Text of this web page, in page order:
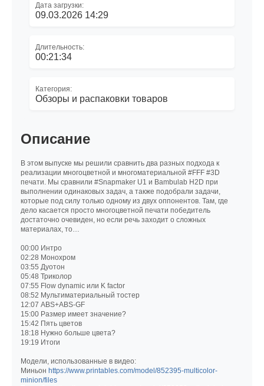
Дата загрузки:
09.03.2026 14:29
Длительность:
00:21:34
Категория:
Обзоры и распаковки товаров
Описание
В этом выпуске мы решили сравнить два разных подхода к
реализации многоцветной и многоматериальной #FFF #3D
печати. Мы сравнили #Snapmaker U1 и Bambulab H2D при
выполнении одинаковых задач, а также подобрали задачи,
которые под силу только одному из двух оппонентов. Там, где
дело касается просто многоцветной печати победитель
достаточно очевиден, но если речь заходит о сложных
материалах, то…
00:00 Интро
02:28 Монохром
03:55 Дуотон
05:48 Триколор
07:55 Flow dynamic или K factor
08:52 Мультиматериальный тостер
12:07 ABS+ABS-GF
15:00 Размер имеет значение?
15:42 Пять цветов
18:18 Нужно больше цвета?
19:19 Итоги
Модели, использованные в видео:
Миньон https://www.printables.com/model/852395-multicolor-
minion/files